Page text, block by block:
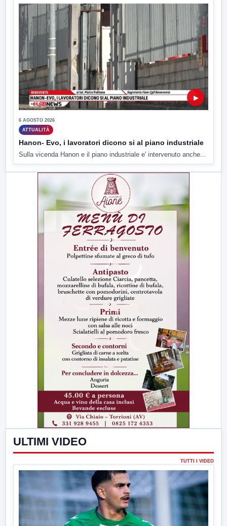
▶
6 AGOSTO 2026
ATTUALITÀ
Hanon- Evo, i lavoratori dicono si al piano industriale
Sulla vicenda Hanon e il piano industriale e' intervenuto anche...
ULTIMI VIDEO
TUTTI I VIDEO